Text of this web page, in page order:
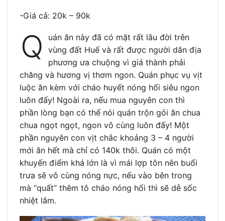
-Giá cả: 20k – 90k
Q
uán ăn này đã có mặt rất lâu đời trên
vùng đất Huế và rất được người dân địa
phương ưa chuộng vì giá thành phải
chăng và hương vị thơm ngon. Quán phục vụ vịt
luộc ăn kèm với cháo huyết nóng hổi siêu ngon
luôn đấy! Ngoài ra, nếu mua nguyên con thì
phần lòng bạn có thể nói quán trộn gỏi ăn chua
chua ngọt ngọt, ngon vô cùng luôn đấy! Một
phần nguyên con vịt chắc khoảng 3 – 4 người
mới ăn hết mà chỉ có 140k thôi. Quán có một
khuyến điểm khá lớn là vì mái lợp tôn nên buổi
trưa sẽ vô cùng nóng nực, nếu vào bên trong
mà “quất” thêm tô cháo nóng hổi thì sẽ dễ sốc
nhiệt lắm.